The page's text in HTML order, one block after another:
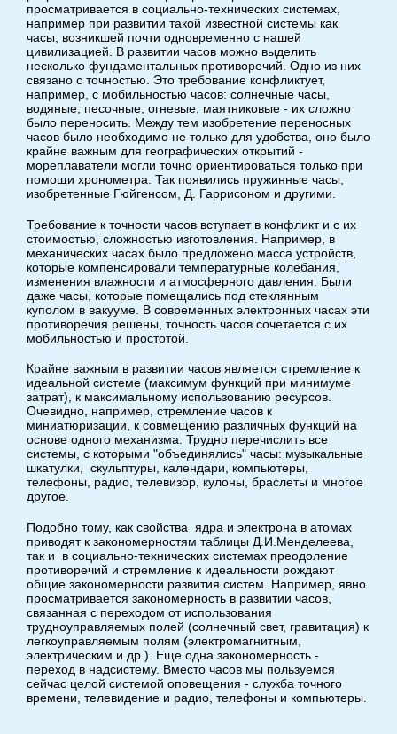
просматривается в социально-технических системах,
например при развитии такой известной системы как
часы, возникшей почти одновременно с нашей
цивилизацией. В развитии часов можно выделить
несколько фундаментальных противоречий. Одно из них
связано с точностью. Это требование конфликтует,
например, с мобильностью часов: солнечные часы,
водяные, песочные, огневые, маятниковые - их сложно
было переносить. Между тем изобретение переносных
часов было необходимо не только для удобства, оно было
крайне важным для географических открытий -
мореплаватели могли точно ориентироваться только при
помощи хронометра. Так появились пружинные часы,
изобретенные Гюйгенсом, Д. Гаррисоном и другими.
Требование к точности часов вступает в конфликт и с их
стоимостью, сложностью изготовления. Например, в
механических часах было предложено масса устройств,
которые компенсировали температурные колебания,
изменения влажности и атмосферного давления. Были
даже часы, которые помещались под стеклянным
куполом в вакууме. В современных электронных часах эти
противоречия решены, точность часов сочетается с их
мобильностью и простотой.
Крайне важным в развитии часов является стремление к
идеальной системе (максимум функций при минимуме
затрат), к максимальному использованию ресурсов.
Очевидно, например, стремление часов к
миниатюризации, к совмещению различных функций на
основе одного механизма. Трудно перечислить все
системы, с которыми "объединялись" часы: музыкальные
шкатулки, скульптуры, календари, компьютеры,
телефоны, радио, телевизор, кулоны, браслеты и многое
другое.
Подобно тому, как свойства ядра и электрона в атомах
приводят к закономерностям таблицы Д.И.Менделеева,
так и в социально-технических системах преодоление
противоречий и стремление к идеальности рождают
общие закономерности развития систем. Например, явно
просматривается закономерность в развитии часов,
связанная с переходом от использования
трудноуправляемых полей (солнечный свет, гравитация) к
легкоуправляемым полям (электромагнитным,
электрическим и др.). Еще одна закономерность -
переход в надсистему. Вместо часов мы пользуемся
сейчас целой системой оповещения - служба точного
времени, телевидение и радио, телефоны и компьютеры.